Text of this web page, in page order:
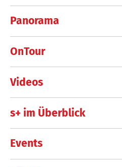
Panorama
OnTour
Videos
s+ im Überblick
Events